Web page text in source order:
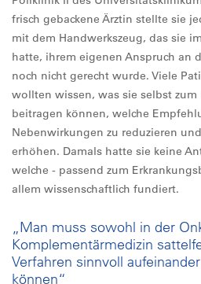
frisch gebackene Ärztin stellte sie
mit dem Handwerkszeug, das sie
hatte, ihrem eigenen Anspruch an
noch nicht gerecht wurde. Viele
wollten wissen, was sie selbst
beitragen können, welche
Nebenwirkungen zu reduzieren
erhöhen. Damals hatte sie keine
welche - passend zum
allem wissenschaftlich fundiert.
„Man muss sowohl in der
Komplementärmedizin
Verfahren sinnvoll
können“